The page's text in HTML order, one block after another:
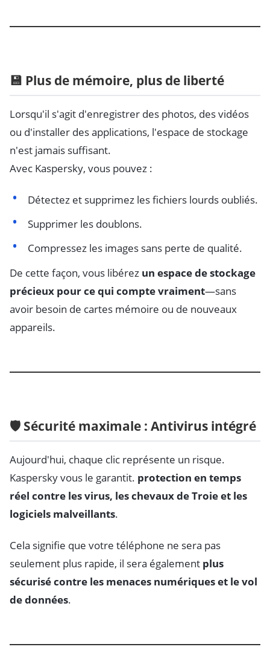
💾 Plus de mémoire, plus de liberté
Lorsqu'il s'agit d'enregistrer des photos, des vidéos
ou d'installer des applications, l'espace de stockage
n'est jamais suffisant.
Avec Kaspersky, vous pouvez :
Détectez et supprimez les fichiers lourds oubliés.
Supprimer les doublons.
Compressez les images sans perte de qualité.
De cette façon, vous libérez un espace de stockage
précieux pour ce qui compte vraiment—sans
avoir besoin de cartes mémoire ou de nouveaux
appareils.
🛡️ Sécurité maximale : Antivirus intégré
Aujourd'hui, chaque clic représente un risque.
Kaspersky vous le garantit. protection en temps
réel contre les virus, les chevaux de Troie et les
logiciels malveillants.
Cela signifie que votre téléphone ne sera pas
seulement plus rapide, il sera également plus
sécurisé contre les menaces numériques et le vol
de données.